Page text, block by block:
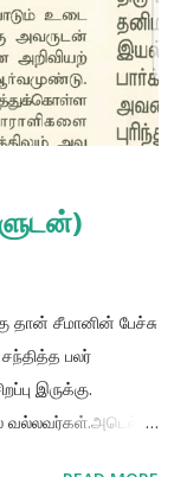
தான் சீமானின் பேச்சு
பலர்
இருக்கு.
வல்லவர்கள்.அடெல்